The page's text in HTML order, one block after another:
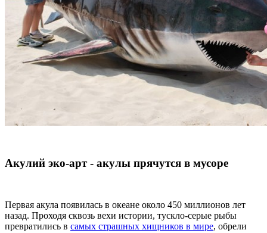
Акулий эко-арт - акулы прячутся в мусоре
Первая акула появилась в океане около 450 миллионов лет
назад. Проходя сквозь вехи истории, тускло-серые рыбы
превратились в самых страшных хищников в мире, обрели